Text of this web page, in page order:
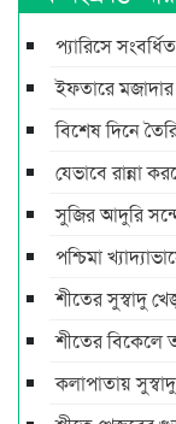
প্যারিসে
ইফতারে
বিশেষ দিনে
যেভাবে রান্না
সুজির আদুরি
পশ্চিমা
শীতের সুস্বাদু
শীতের বিকেলে
কলাপাতায়